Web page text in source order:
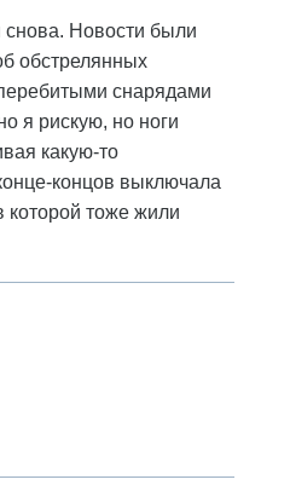
снова. Новости были
обстрелянных
снарядами
я рискую, но ноги
какую-то
концов выключала
которой тоже жили